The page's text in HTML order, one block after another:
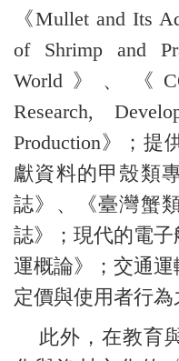
《Mullet and Its
of Shrimp and
World》、《
Research,
Production》；提
獻資料的甲殼類
誌》、《臺灣蟹
誌》；現代的電
運概論》；交通
定價與使用者行為
此外，在教育